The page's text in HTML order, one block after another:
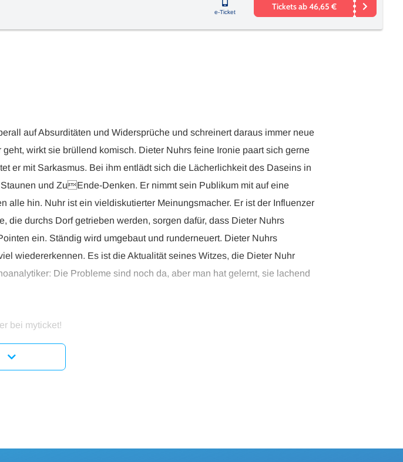
e-Ticket
Tickets ab 46,65 €
auf Absurditäten und Widersprüche und schreinert daraus immer neue
wirkt sie brüllend komisch. Dieter Nuhrs feine Ironie paart sich gerne
er mit Sarkasmus. Bei ihm entlädt sich die Lächerlichkeit des Daseins in
und ZuEnde-Denken. Er nimmt sein Publikum mit auf eine
alle hin. Nuhr ist ein vieldiskutierter Meinungsmacher. Er ist der Influenzer
die durchs Dorf getrieben werden, sorgen dafür, dass Dieter Nuhrs
ein. Ständig wird umgebaut und runderneuert. Dieter Nuhrs
wiedererkennen. Es ist die Aktualität seines Witzes, die Dieter Nuhr
Die Probleme sind noch da, aber man hat gelernt, sie lachend
bei myticket!